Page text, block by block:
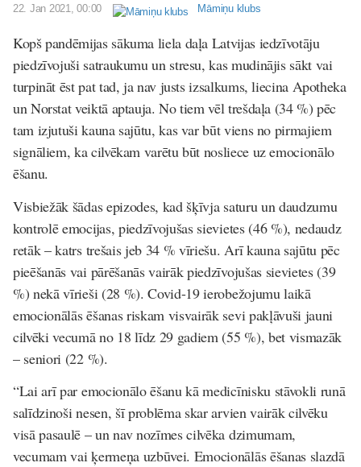
22. Jan 2021, 00:00 Māmiņu klubs
Kopš pandēmijas sākuma liela daļa Latvijas iedzīvotāju
piedzīvojuši satraukumu un stresu, kas mudinājis sākt vai
turpināt ēst pat tad, ja nav justs izsalkums, liecina Apotheka
un Norstat veiktā aptauja. No tiem vēl trešdaļa (34 %) pēc
tam izjutuši kauna sajūtu, kas var būt viens no pirmajiem
signāliem, ka cilvēkam varētu būt nosliece uz emocionālo
ēšanu.
Visbiežāk šādas epizodes, kad šķīvja saturu un daudzumu
kontrolē emocijas, piedzīvojušas sievietes (46 %), nedaudz
retāk – katrs trešais jeb 34 % vīriešu. Arī kauna sajūtu pēc
pieēšanās vai pārēšanās vairāk piedzīvojušas sievietes (39
%) nekā vīrieši (28 %). Covid-19 ierobežojumu laikā
emocionālās ēšanas riskam visvairāk sevi pakļāvuši jauni
cilvēki vecumā no 18 līdz 29 gadiem (55 %), bet vismazāk
– seniori (22 %).
“Lai arī par emocionālo ēšanu kā medicīnisku stāvokli runā
salīdzinoši nesen, šī problēma skar arvien vairāk cilvēku
visā pasaulē – un nav nozīmes cilvēka dzimumam,
vecumam vai ķermeņa uzbūvei. Emocionālās ēšanas slazdā